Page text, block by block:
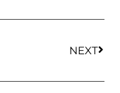
NEXT